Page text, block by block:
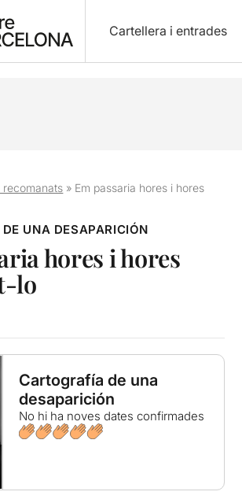
Cartellera i entrades
recomanats » Em passaria hores i hores
UNA DESAPARICIÓN
hores i hores
lo
Cartografía de una
desaparición
No hi ha noves dates confirmades